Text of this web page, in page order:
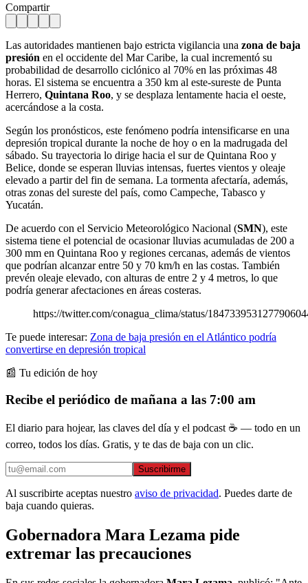
Compartir
Las autoridades mantienen bajo estricta vigilancia una zona de baja
presión en el occidente del Mar Caribe, la cual incrementó su
probabilidad de desarrollo ciclónico al 70% en las próximas 48
horas. El sistema se encuentra a 350 km al este-sureste de Punta
Herrero, Quintana Roo, y se desplaza lentamente hacia el oeste,
acercándose a la costa.
Según los pronósticos, este fenómeno podría intensificarse en una
depresión tropical durante la noche de hoy o en la madrugada del
sábado. Su trayectoria lo dirige hacia el sur de Quintana Roo y
Belice, donde se esperan lluvias intensas, fuertes vientos y oleaje
elevado a partir del fin de semana. La tormenta afectaría, además,
otras zonas del sureste del país, como Campeche, Tabasco y
Yucatán.
De acuerdo con el Servicio Meteorológico Nacional (SMN), este
sistema tiene el potencial de ocasionar lluvias acumuladas de 200 a
300 mm en Quintana Roo y regiones cercanas, además de vientos
que podrían alcanzar entre 50 y 70 km/h en las costas. También
prevén oleaje elevado, con alturas de entre 2 y 4 metros, lo que
podría generar afectaciones en áreas costeras.
https://twitter.com/conagua_clima/status/
Te puede interesar: Zona de baja presión en el Atlántico podría
convertirse en depresión tropical
📰 Tu edición de hoy
Recibe el periódico de mañana a las 7:00 am
El diario para hojear, las claves del día y el podcast ☕ — todo en un
correo, todos los días. Gratis, y te das de baja con un clic.
Suscribirme
Al suscribirte aceptas nuestro aviso de privacidad. Puedes darte de
baja cuando quieras.
Gobernadora Mara Lezama pide
extremar las precauciones